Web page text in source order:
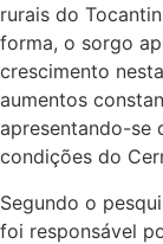
rurais do
forma, o sorgo
crescimento
aumentos
apresentando-se
condições do
Segundo o
foi responsável